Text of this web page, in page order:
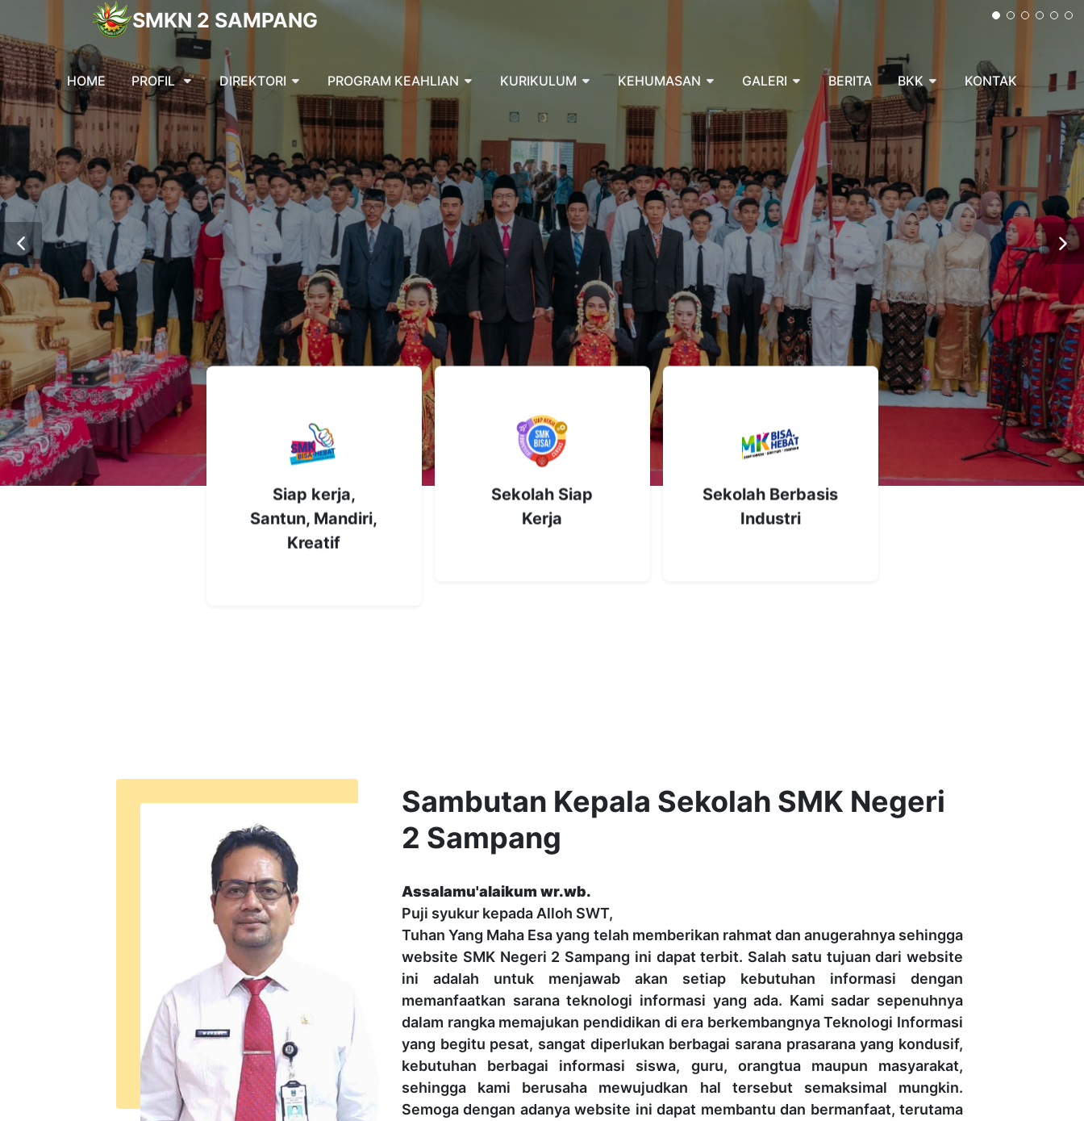
SMKN 2 SAMPANG
HOME PROFIL DIREKTORI PROGRAM KEAHLIAN KURIKULUM KEHUMASAN GALERI BERITA BKK KONTAK
Siap kerja,
Santun, Mandiri,
Kreatif
Sekolah Siap
Kerja
Sekolah Berbasis
Industri
Sambutan Kepala Sekolah SMK Negeri
2 Sampang
Assalamu'alaikum wr.wb.
Puji syukur kepada Alloh SWT,
Tuhan Yang Maha Esa yang telah memberikan rahmat dan anugerahnya sehingga
website SMK Negeri 2 Sampang ini dapat terbit. Salah satu tujuan dari website
ini adalah untuk menjawab akan setiap kebutuhan informasi dengan
memanfaatkan sarana teknologi informasi yang ada. Kami sadar sepenuhnya
dalam rangka memajukan pendidikan di era berkembangnya Teknologi Informasi
yang begitu pesat, sangat diperlukan berbagai sarana prasarana yang kondusif,
kebutuhan berbagai informasi siswa, guru, orangtua maupun masyarakat,
sehingga kami berusaha mewujudkan hal tersebut semaksimal mungkin.
Semoga dengan adanya website ini dapat membantu dan bermanfaat, terutama